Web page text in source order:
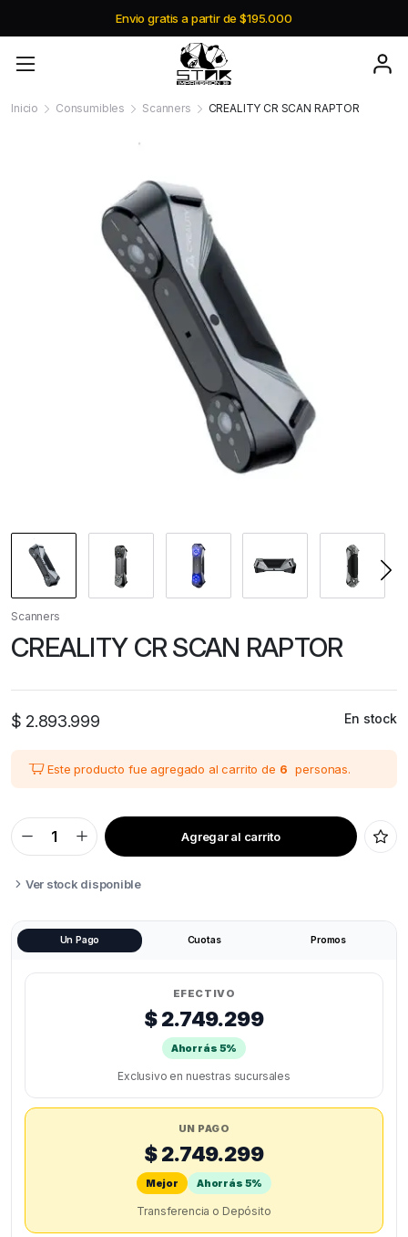
Envio gratis a partir de $195.000
Inicio Consumibles Scanners CREALITY CR SCAN RAPTOR
Scanners
CREALITY CR SCAN RAPTOR
$ 2.893.999 En stock
Este producto fue agregado al carrito de 6 personas.
CREALITY
CR
RAPTOR
quantity
Agregar al carrito
Ver stock disponible
Un Pago Cuotas Promos
EFECTIVO
$ 2.749.299
Ahorrás 5%
Exclusivo en nuestras sucursales
UN PAGO
$ 2.749.299
Mejor Ahorrás 5%
Transferencia o Depósito